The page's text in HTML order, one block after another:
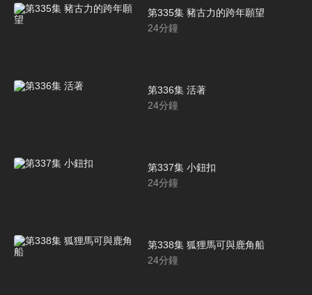
第335集 豬古力的跨年願望
24分鐘
第336集 活著
24分鐘
第337集 小鈕扣
24分鐘
第338集 狐狸馬可與鹿角船
24分鐘